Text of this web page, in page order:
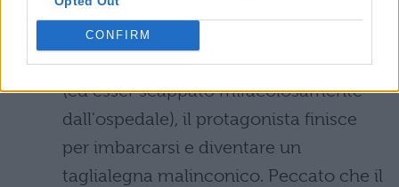
CONFIRM
abbiano scelto di fornire un finale
positivo a Dexter. Subito dopo aver
staccato la spina alla sorella in coma
(ed esser scappato miracolosamente
dall'ospedale), il protagonista finisce
per imbarcarsi e diventare un
taglialegna malinconico. Peccato che il